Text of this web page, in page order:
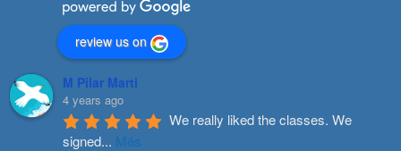
review us on
M Pilar Marti
4 years ago
We really liked the classes. We
signed... Més